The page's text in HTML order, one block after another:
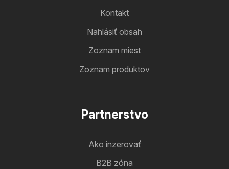
Kontakt
Nahlásiť obsah
Zoznam miest
Zoznam produktov
Partnerstvo
Ako inzerovať
B2B zóna